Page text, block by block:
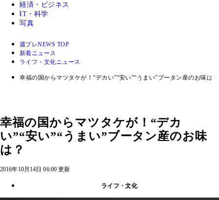
経済・ビジネス
IT・科学
写真
週プレNEWS TOP
新着ニュース
ライフ・文化ニュース
幸福の国からマツタケが！“デカい”“安い”“うまい”ブータン産のお味は？
幸福の国からマツタケが！“デカ
い”“安い”“うまい”ブータン産のお味
は？
2016年10月14日 06:00 更新
ライフ・文化